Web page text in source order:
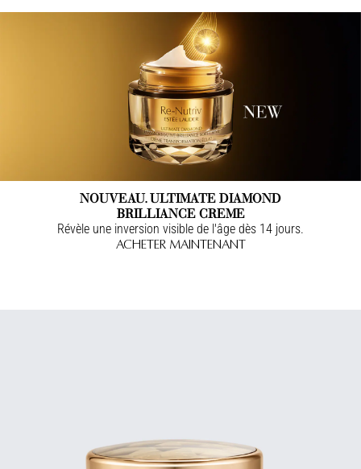
NOUVEAU. ULTIMATE DIAMOND
BRILLIANCE CREME
Révèle une inversion visible de l'âge dès 14 jours.
ACHETER MAINTENANT